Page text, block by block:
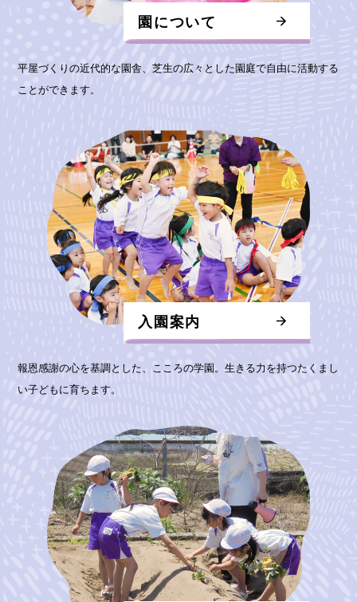
園について
平屋づくりの近代的な園舎、芝生の広々とした園庭で自由に活動する
ことができます。
入園案内
報恩感謝の心を基調とした、こころの学園。生きる力を持つたくまし
い子どもに育ちます。